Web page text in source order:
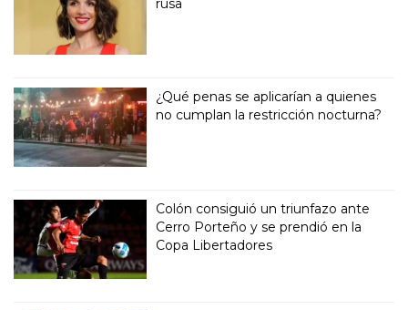
¿Qué penas se aplicarían a quienes
no cumplan la restricción nocturna?
Colón consiguió un triunfazo ante
Cerro Porteño y se prendió en la
Copa Libertadores